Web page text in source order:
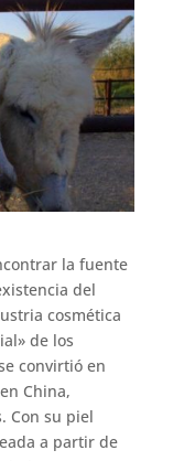
la fuente
del
cosmética
de los
convirtió en
China,
Con su piel
a partir de